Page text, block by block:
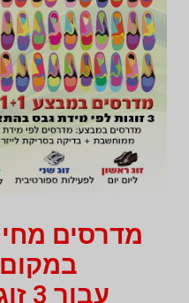
במקום
עבור 3 זוגות מדרסים